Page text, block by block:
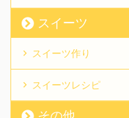
スイーツ
スイーツ作り
スイーツレシピ